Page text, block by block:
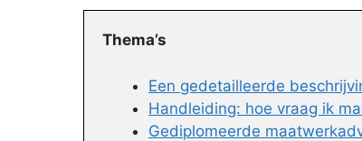
Thema’s
Een gedetailleerde
Handleiding: hoe vraag ik
Gediplomeerde